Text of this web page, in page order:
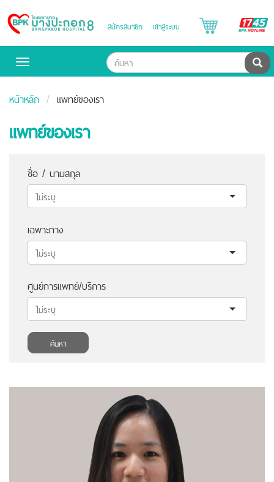
Bangpakok
Hospital
สมัครสมาชิก เข้าสู่ระบบ
Toggle
ค้น
หน้าหลัก แพทย์ของเรา
แพทย์ของเรา
ชื่อ / นามสกุล
เฉพาะทาง
ศูนย์การแพทย์/บริการ
ค้นหา